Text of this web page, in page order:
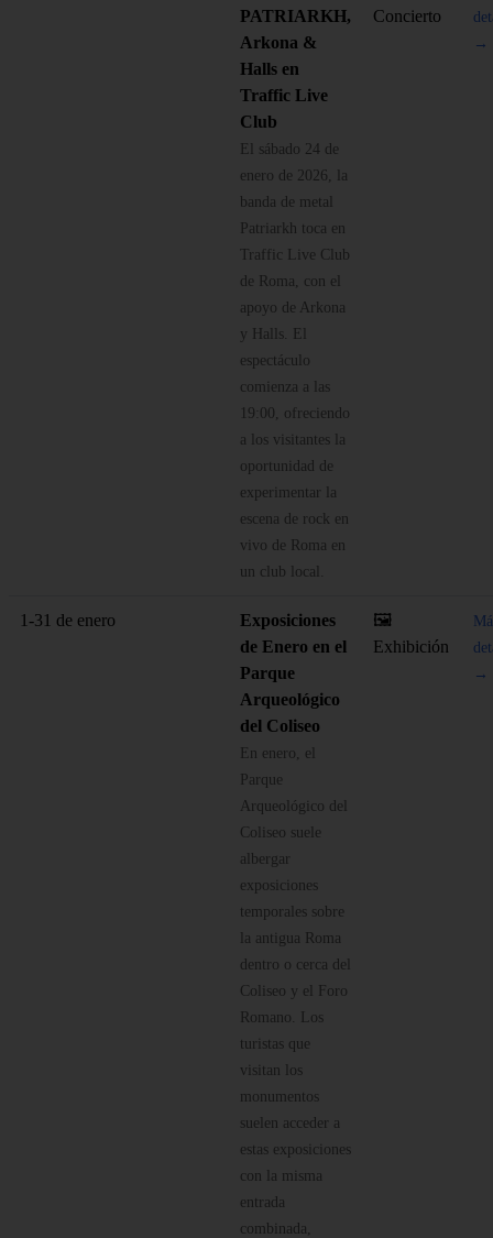
PATRIARKH,
Arkona &
Halls en
Traffic Live
Club
El sábado 24 de
enero de 2026, la
banda de metal
Patriarkh toca en
Traffic Live Club
de Roma, con el
apoyo de Arkona
y Halls. El
espectáculo
comienza a las
19:00, ofreciendo
a los visitantes la
oportunidad de
experimentar la
escena de rock en
vivo de Roma en
un club local.
Concierto
→
1-31 de enero
Exposiciones
de Enero en el
Parque
Arqueológico
del Coliseo
En enero, el
Parque
Arqueológico del
Coliseo suele
albergar
exposiciones
temporales sobre
la antigua Roma
dentro o cerca del
Coliseo y el Foro
Romano. Los
turistas que
visitan los
monumentos
suelen acceder a
estas exposiciones
con la misma
entrada
combinada,
🖼️
Exhibición
→